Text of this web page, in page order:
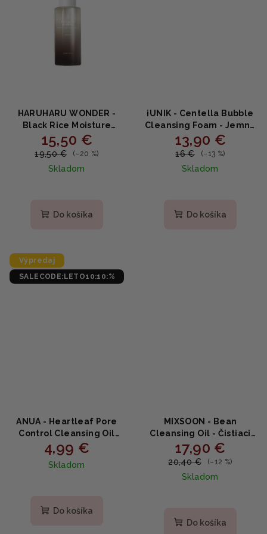
HARUHARU WONDER -
Black Rice Moisture
Deep Cleansing Oil -
Výživný čistiaci olej s
čiernou ryžou 150ml
15,50 €
19,50 € (–20 %)
Skladom
produktu
hviezdičiek.
Do košíka
iUNIK - Centella Bubble
Cleansing Foam - Jemná
čistiaca pena 150ml
13,90 €
16 € (–13 %)
Skladom
Do košíka
Výpredaj
SALECODE:LETO10:10:%
ANUA - Heartleaf Pore
Control Cleansing Oil
MINI - čistiaci olej 20ml
4,99 €
Skladom
produktu
Do košíka
MIXSOON - Bean
Cleansing Oil - Čistiaci
olej zo sójových bôbov
195ml
17,90 €
20,40 € (–12 %)
Skladom
Do košíka